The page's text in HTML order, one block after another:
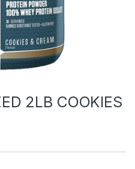
2LB COOKIES